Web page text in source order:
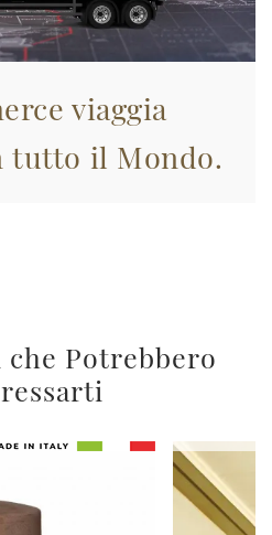
viaggia
tutto il Mondo.
Potrebbero